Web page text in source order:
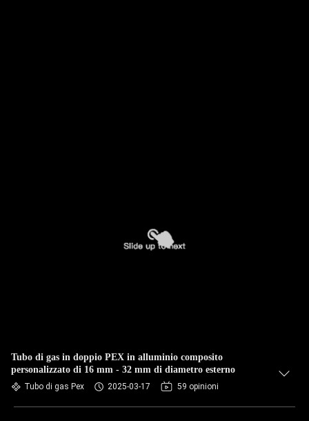
Tubo di gas in doppio PEX in alluminio composito
personalizzato di 16 mm - 32 mm di diametro esterno
Tubo di gas Pex 2025-03-17 59 opinioni